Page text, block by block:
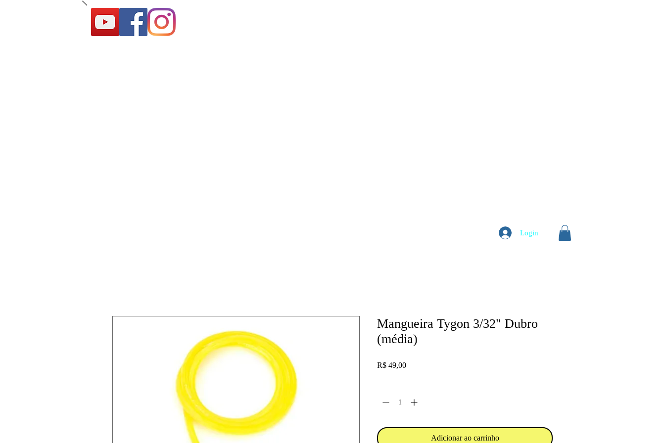
Login
Mangueira Tygon 3/32" Dubro
(média)
R$ 49,00Preço
Adicionar ao carrinho